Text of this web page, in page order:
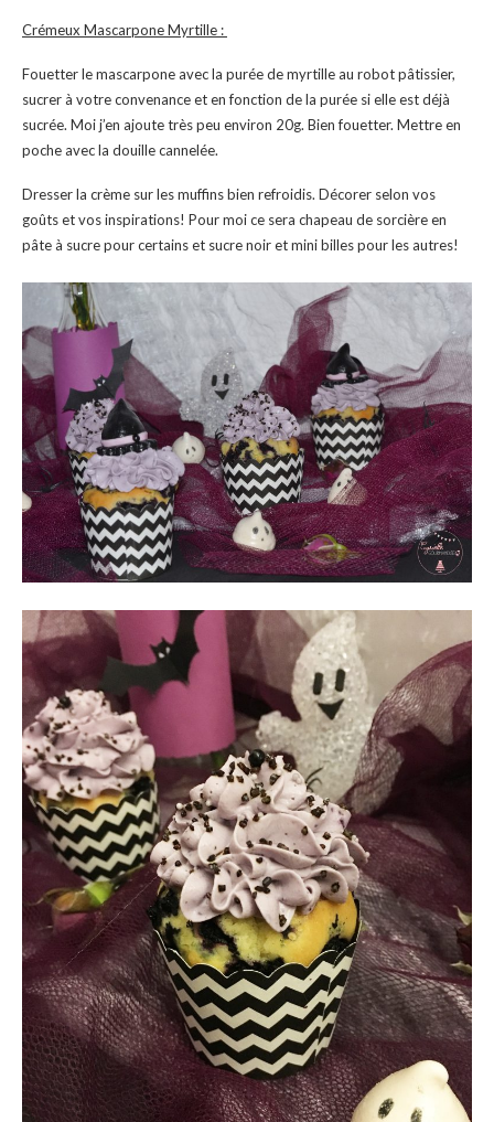
Crémeux Mascarpone Myrtille :
Fouetter le mascarpone avec la purée de myrtille au robot pâtissier,
sucrer à votre convenance et en fonction de la purée si elle est déjà
sucrée. Moi j’en ajoute très peu environ 20g. Bien fouetter. Mettre en
poche avec la douille cannelée.
Dresser la crème sur les muffins bien refroidis. Décorer selon vos
goûts et vos inspirations! Pour moi ce sera chapeau de sorcière en
pâte à sucre pour certains et sucre noir et mini billes pour les autres!